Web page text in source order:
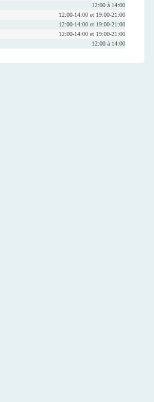
12:00 à 14:00
12:00-14:00 et 19:00-21:00
12:00-14:00 et 19:00-21:00
12:00-14:00 et 19:00-21:00
12:00 à 14:00